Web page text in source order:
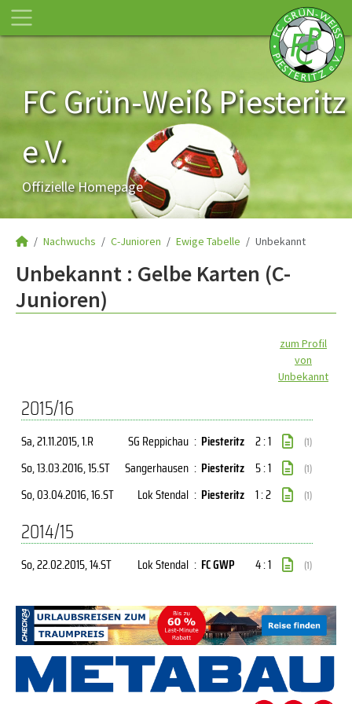
FC Grün-Weiß Piesteritz
e.V.
Offizielle Homepage
Nachwuchs C-Junioren Ewige Tabelle Unbekannt
Unbekannt : Gelbe Karten (C-
Junioren)
zum Profil
von
Unbekannt
2015/16
Sa, 21.11.2015, 1.R SG Reppichau : Piesteritz 2 : 1 (1)
So, 13.03.2016, 15.ST Sangerhausen : Piesteritz 5 : 1 (1)
So, 03.04.2016, 16.ST Lok Stendal : Piesteritz 1 : 2 (1)
2014/15
So, 22.02.2015, 14.ST Lok Stendal : FC GWP 4 : 1 (1)